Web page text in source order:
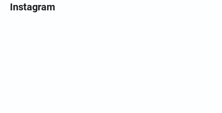
Instagram